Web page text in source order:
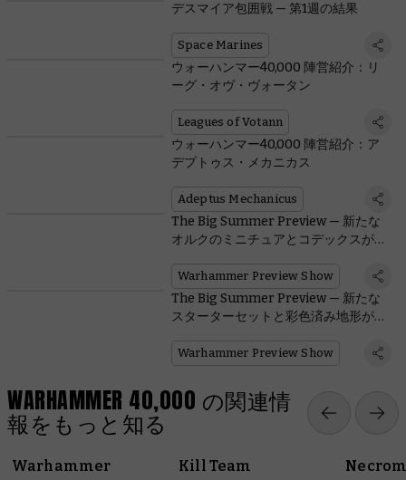
デスマイア包囲戦 — 第1週の結果
Space Marines
ウォーハンマー40,000 陣営紹介：リ
ーグ・オヴ・ヴォータン
Leagues of Votann
ウォーハンマー40,000 陣営紹介：ア
デプトゥス・メカニカス
Adeptus Mechanicus
The Big Summer Preview — 新たな
オルクのミニチュアとコデックスが登
Warhammer Preview Show
The Big Summer Preview — 新たな
スターターセットと彩色済み地形が登
Warhammer Preview Show
WARHAMMER 40,000 の関連情
報をもっと知る
Warhammer
Kill Team